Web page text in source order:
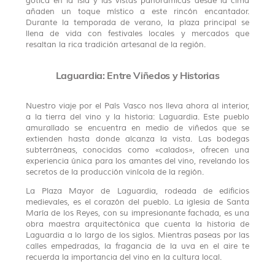
añaden un toque místico a este rincón encantador.
Durante la temporada de verano, la plaza principal se
llena de vida con festivales locales y mercados que
resaltan la rica tradición artesanal de la región.
Laguardia: Entre Viñedos y Historias
Nuestro viaje por el País Vasco nos lleva ahora al interior,
a la tierra del vino y la historia: Laguardia. Este pueblo
amurallado se encuentra en medio de viñedos que se
extienden hasta donde alcanza la vista. Las bodegas
subterráneas, conocidas como «calados», ofrecen una
experiencia única para los amantes del vino, revelando los
secretos de la producción vinícola de la región.
La Plaza Mayor de Laguardia, rodeada de edificios
medievales, es el corazón del pueblo. La iglesia de Santa
María de los Reyes, con su impresionante fachada, es una
obra maestra arquitectónica que cuenta la historia de
Laguardia a lo largo de los siglos. Mientras paseas por las
calles empedradas, la fragancia de la uva en el aire te
recuerda la importancia del vino en la cultura local.